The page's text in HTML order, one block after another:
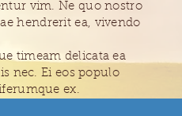
vim. Ne quo nostro
hendrerit ea, vivendo
timeam delicata ea
nec. Ei eos populo
ex.